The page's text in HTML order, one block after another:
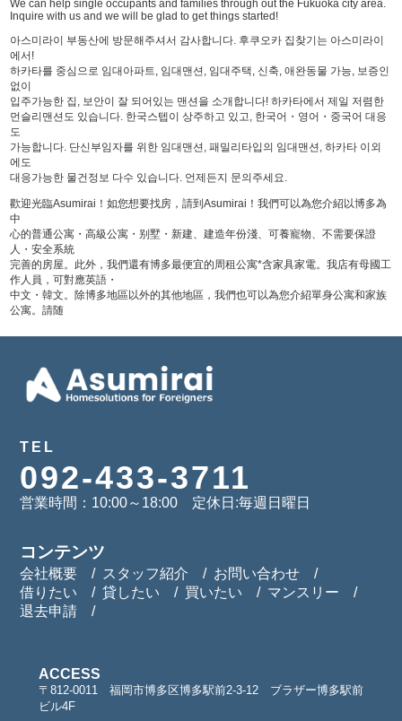
We can help single occupants and families through out the Fukuoka city area.
Inquire with us and we will be glad to get things started!
아스미라이 부동산에 방문해주셔서 감사합니다. 후쿠오카 집찾기는 아스미라이
에서!
하카타를 중심으로 임대아파트, 임대맨션, 임대주택, 신축, 애완동물 가능, 보증인
없이
입주가능한 집, 보안이 잘 되어있는 맨션을 소개합니다! 하카타에서 제일 저렴한
먼슬리맨션도 있습니다. 한국스텝이 상주하고 있고, 한국어・영어・중국어 대응
도
가능합니다. 단신부임자를 위한 임대맨션, 패밀리타입의 임대맨션, 하카타 이외
에도
대응가능한 물건정보 다수 있습니다. 언제든지 문의주세요.
歡迎光臨Asumirai！如您想要找房，請到Asumirai！我們可以為您介紹以博多為
中
心的普通公寓・高級公寓・别墅・新建、建造年份淺、可養寵物、不需要保證
人・安全系統
完善的房屋。此外，我們還有博多最便宜的周租公寓*含家具家電。我店有母國工
作人員，可對應英語・
中文・韓文。除博多地區以外的其他地區，我們也可以為您介紹單身公寓和家族
公寓。請随
TEL
092-433-3711
営業時間：10:00～18:00 定休日:毎週日曜日
コンテンツ
会社概要 スタッフ紹介
お問い合わせ
借りたい
貸したい 買いたい
マンスリー
退去申請
ACCESS
〒812-0011 福岡市博多区博多駅前2-3-12 ブラザー博多駅前
ビル4F